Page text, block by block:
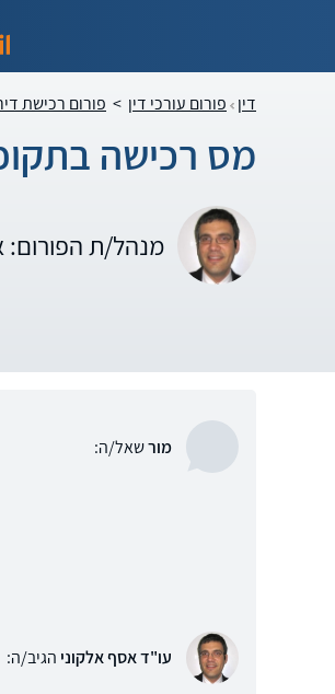
דין פורום עורכי דין > פורום רכישת
מס רכישה
מנהל/ת הפורום:
מורשאל/ה:
עו"ד אסף אלקוני הגיב/ה: